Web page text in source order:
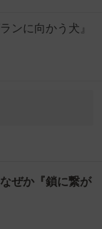
ンに向かう犬』
ぜか『鎖に繋が